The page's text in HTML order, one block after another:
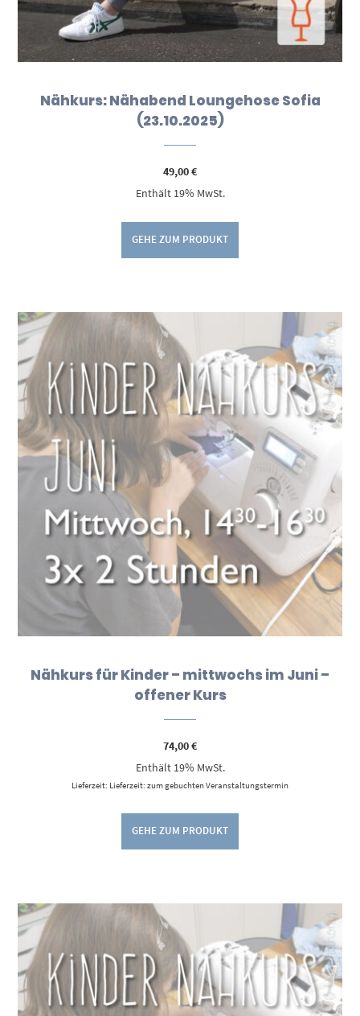
Nähkurs: Nähabend Loungehose Sofia
(23.10.2025)
49,00€
Enthält 19% MwSt.
GEHE ZUM PRODUKT
Nähkurs für Kinder – mittwochs im Juni –
offener Kurs
74,00€
Enthält 19% MwSt.
Lieferzeit: Lieferzeit: zum gebuchten Veranstaltungstermin
GEHE ZUM PRODUKT